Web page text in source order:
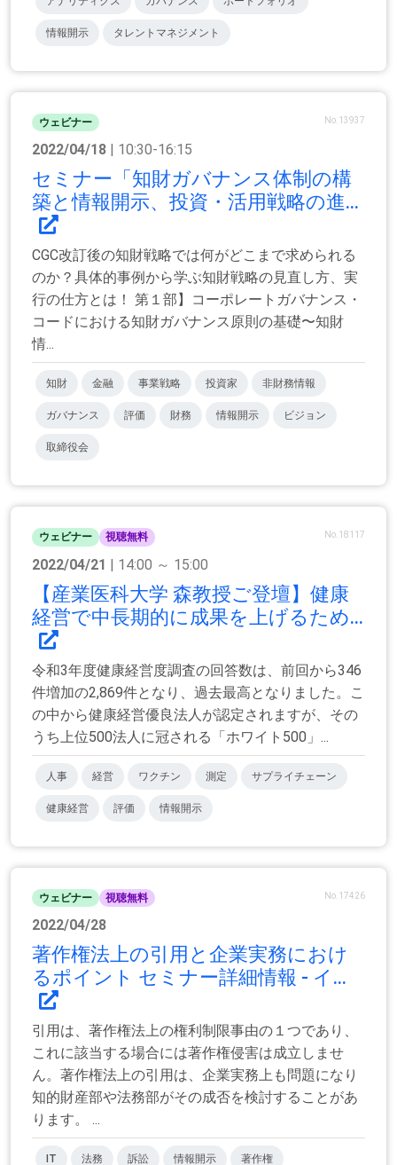
情報開示 タレントマネジメント
ウェビナー No.13937
2022/04/18 | 10:30-16:15
セミナー「知財ガバナンス体制の構
築と情報開示、投資・活用戦略の進...
CGC改訂後の知財戦略では何がどこまで求められる
のか？具体的事例から学ぶ知財戦略の見直し方、実
行の仕方とは！ 第１部】コーポレートガバナンス・
コードにおける知財ガバナンス原則の基礎〜知財
情...
知財 金融 事業戦略 投資家 非財務情報
ガバナンス 評価 財務 情報開示 ビジョン
取締役会
ウェビナー 視聴無料 No.18117
2022/04/21 | 14:00 ～ 15:00
【産業医科大学 森教授ご登壇】健康
経営で中長期的に成果を上げるため...
令和3年度健康経営度調査の回答数は、前回から346
件増加の2,869件となり、過去最高となりました。こ
の中から健康経営優良法人が認定されますが、その
うち上位500法人に冠される「ホワイト500」...
人事 経営 ワクチン 測定 サプライチェーン
健康経営 評価 情報開示
ウェビナー 視聴無料 No.17426
2022/04/28
著作権法上の引用と企業実務におけ
るポイント セミナー詳細情報 - イ...
引用は、著作権法上の権利制限事由の１つであり、
これに該当する場合には著作権侵害は成立しませ
ん。著作権法上の引用は、企業実務上も問題になり
知的財産部や法務部がその成否を検討することがあ
ります。 ...
IT 法務 訴訟 情報開示 著作権